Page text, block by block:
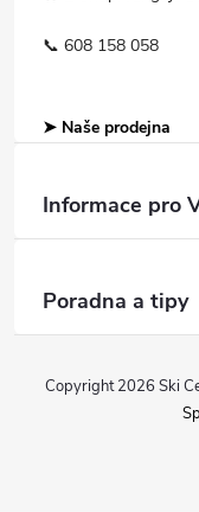
📞 608 158 058
➤ Naše prodejna
Informace pro
Poradna a tipy
Copyright 2026 Ski